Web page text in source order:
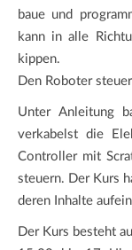
baue und
kann in alle
kippen.
Den Roboter
Unter Anleitung
verkabelst die
Controller mit
steuern. Der Kurs
deren Inhalte
Der Kurs besteht